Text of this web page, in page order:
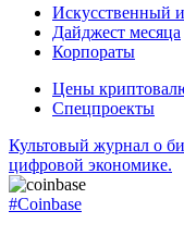
Искусственный
Дайджест месяца
Корпораты
Цены
Спецпроекты
Культовый журнал о
цифровой экономике.
#Coinbase